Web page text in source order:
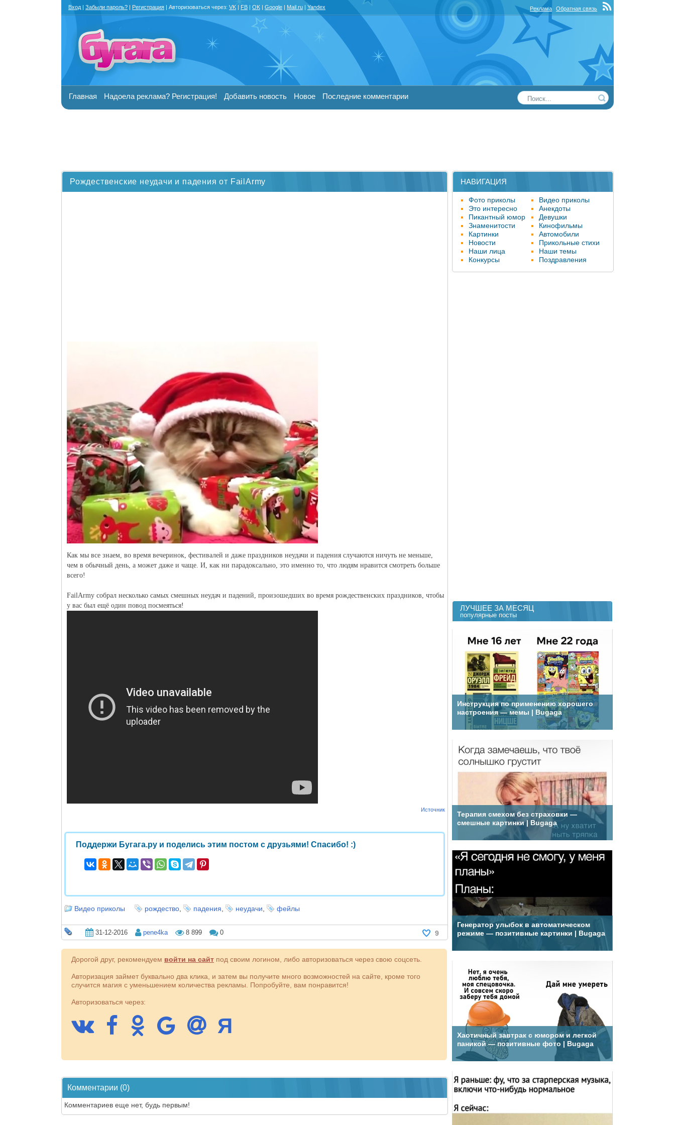
Рождественские неудачи и падения от FailArmy
Как мы все знаем, во время вечеринок, фестивалей и даже праздников неудачи и падения случаются ничуть не меньше,
чем в обычный день, а может даже и чаще. И, как ни парадоксально, это именно то, что людям нравится смотреть больше
всего!
FailArmy собрал несколько самых смешных неудач и падений, произошедших во время рождественских праздников, чтобы
у вас был ещё один повод посмеяться!
Источник
Поддержи Бугага.ру и поделись этим постом с друзьями! Спасибо! :)
Видео приколы рождество падения неудачи фейлы
9
31-12-2016 pene4ka 8 899 0
Дорогой друг, рекомендуем войти на сайт под своим логином, либо авторизоваться через свою соцсеть.
Авторизация займет буквально два клика, и затем вы получите много возможностей на сайте, кроме того
случится магия с уменьшением количества рекламы. Попробуйте, вам понравится!
Авторизоваться через:
Комментарии (0)
Комментариев еще нет, будь первым!
НАВИГАЦИЯ
Фото приколы
Видео приколы
Это интересно
Анекдоты
Пикантный юмор
Девушки
Знаменитости
Кинофильмы
Картинки
Автомобили
Новости
Прикольные стихи
Наши лица
Наши темы
Конкурсы
Поздравления
ЛУЧШЕЕ ЗА МЕСЯЦ
популярные посты
Инструкция по применению хорошего
настроения — мемы | Bugaga
Терапия смехом без страховки —
смешные картинки | Bugaga
Генератор улыбок в автоматическом
режиме — позитивные картинки | Bugaga
Хаотичный завтрак с юмором и легкой
паникой — позитивные фото | Bugaga
Вход | Забыли пароль? | Регистрация | Авторизоваться через: VK | FB | OK | Google | Mail.ru | Yandex Реклама Обратная связь
Главная Надоела реклама? Регистрация! Добавить новость Новое Последние комментарии